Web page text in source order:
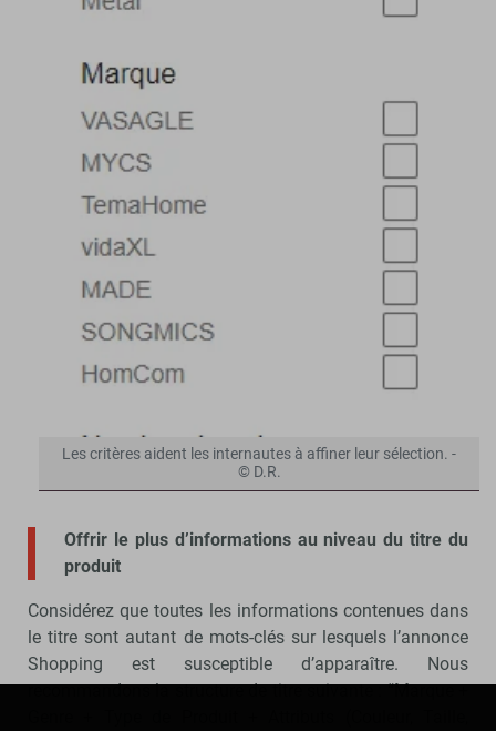
Les critères aident les internautes à affiner leur sélection. -
© D.R.
Offrir le plus d’informations au niveau du titre du
produit
Considérez que toutes les informations contenues dans
le titre sont autant de mots-clés sur lesquels l’annonce
Shopping est susceptible d’apparaître. Nous
recommandons la structure de titre suivante : “Marque +